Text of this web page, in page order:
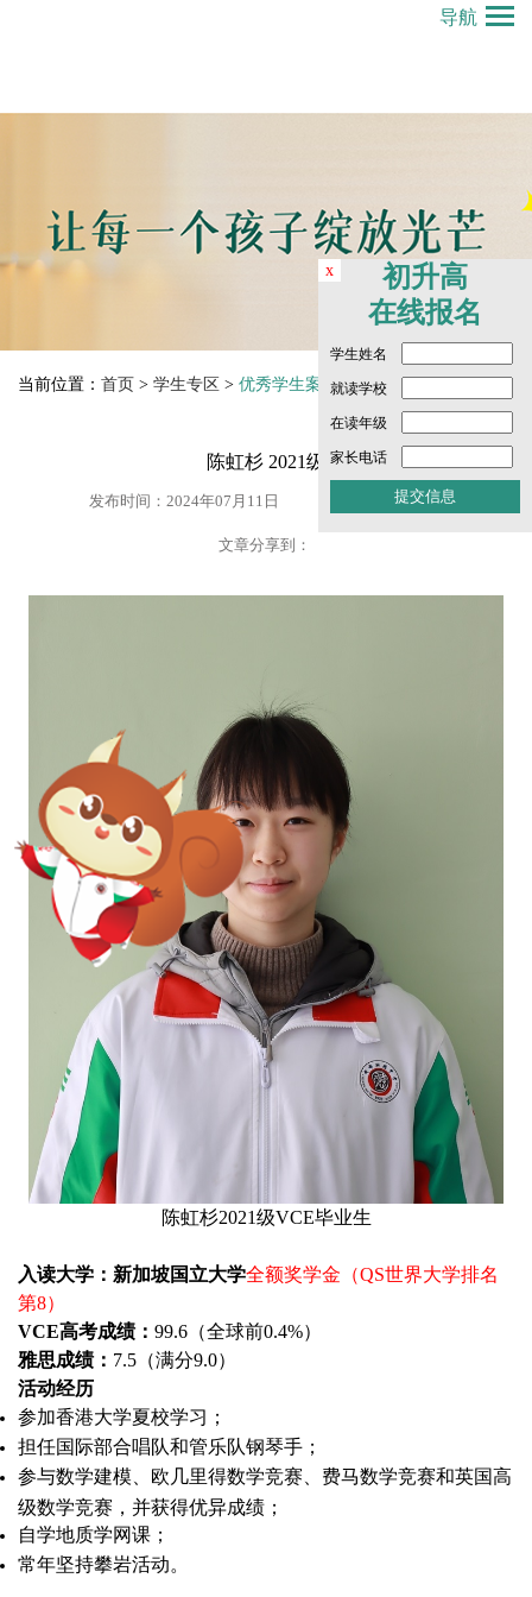
x
初升高
在线报名
学生姓名
就读学校
在读年级
家长电话
导航
当前位置： 首页 > 学生专区 > 优秀学生案例 Student Exemplars
陈虹杉 2021级
发布时间：2024年07月11日 点击数： 3340 次
文章分享到：
陈虹杉2021级VCE毕业生
入读大学：新加坡国立大学全额奖学金 （QS世界大学排名
第8）
VCE高考成绩： 99.6（全球前0.4%）
雅思成绩： 7.5（满分9.0）
活动经历
参加香港大学夏校学习；
担任国际部合唱队和管乐队钢琴手；
参与数学建模、欧几里得数学竞赛、费马数学竞赛和英国高
级数学竞赛，并获得优异成绩；
自学地质学网课；
常年坚持攀岩活动。